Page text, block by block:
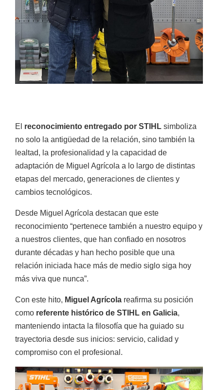
Motoazadas
Atomizadores
Cortacésped para tractor
Cajas de transporte
El reconocimiento entregado por STIHL simboliza
no solo la antigüedad de la relación, sino también la
lealtad, la profesionalidad y la capacidad de
adaptación de Miguel Agrícola a lo largo de distintas
etapas del mercado, generaciones de clientes y
cambios tecnológicos.
Desde Miguel Agrícola destacan que este
reconocimiento “pertenece también a nuestro equipo y
a nuestros clientes, que han confiado en nosotros
durante décadas y han hecho posible que una
relación iniciada hace más de medio siglo siga hoy
más viva que nunca”.
Con este hito, Miguel Agrícola reafirma su posición
como referente histórico de STIHL en Galicia,
manteniendo intacta la filosofía que ha guiado su
trayectoria desde sus inicios: servicio, calidad y
compromiso con el profesional.